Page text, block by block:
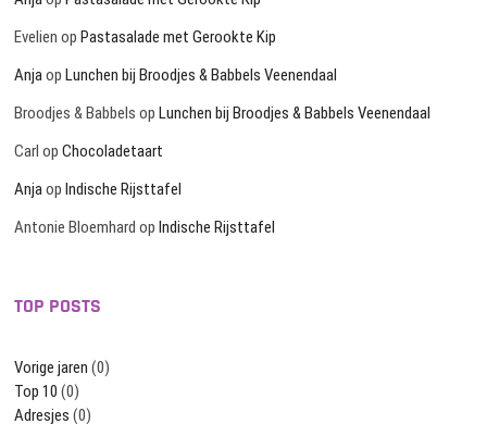
Evelien opPastasalade met Gerookte Kip
Anja opLunchen bij Broodjes & Babbels Veenendaal
Broodjes & Babbels opLunchen bij Broodjes & Babbels Veenendaal
Carl opChocoladetaart
Anja opIndische Rijsttafel
Antonie Bloemhard opIndische Rijsttafel
TOP POSTS
Vorige jaren (0)
Top 10 (0)
Adresjes (0)